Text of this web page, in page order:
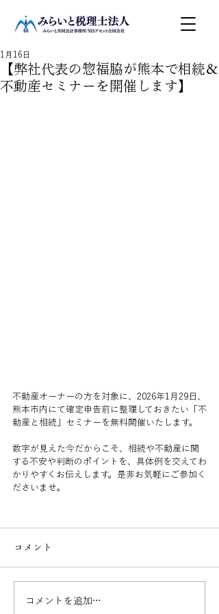
【弊社代表の惣福脇が熊本で相続＆
不動産セミナーを開催します】
1月16日
不動産オーナーの方を対象に、2026年1月29日、
熊本市内にて確定申告前に整理しておきたい「不
動産と相続」セミナーを無料開催いたします。
数字が見えた今だからこそ、相続や不動産に関
する不安や判断のポイントを、具体例を交えてわ
かりやすくお伝えします。是非お気軽にご参加く
ださいませ。
コメント
コメントを追加…